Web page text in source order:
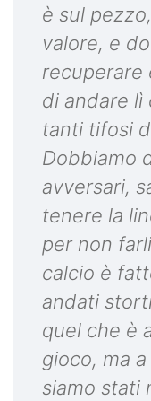
è sul
valore, e
recuperare
di andare lì
tanti tifosi
Dobbiamo
avversari,
tenere la
per non
calcio è
andati
quel che è
gioco, ma
siamo stati